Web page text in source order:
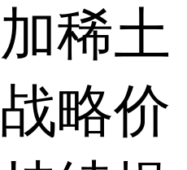
稀土
略价